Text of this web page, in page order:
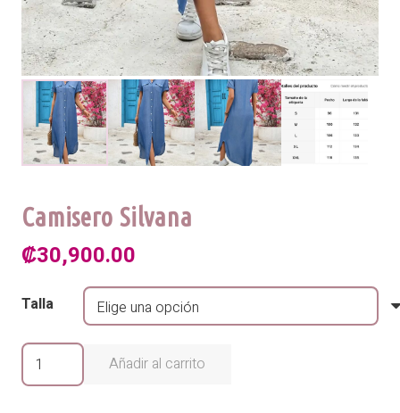
Camisero Silvana
₡30,900.00
Talla
Camisero
Silvana
Añadir al carrito